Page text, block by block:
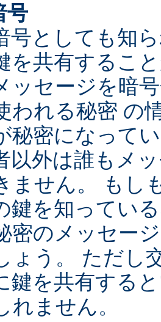
号
号としても知
を共有するこ
ッセージを暗
われる秘密 の
秘密になって
以外は誰もメ
ません。 もし
鍵を知ってい
密のメッセー
ょう。 ただし
鍵を共有する
れません。